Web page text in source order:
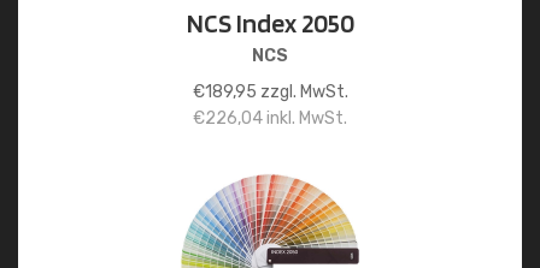
NCS Index 2050
NCS
€189,95 zzgl. MwSt.
€226,04inkl. MwSt.